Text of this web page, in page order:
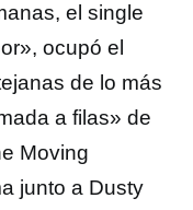
el single
ocupó el
de lo más
a filas» de
Moving
junto a Dusty